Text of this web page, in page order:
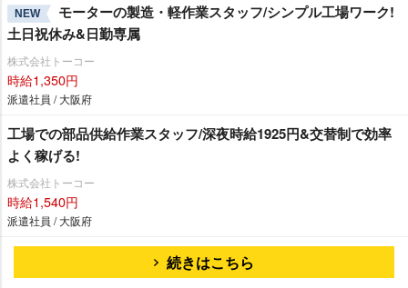
NEW
モーターの製造・軽作業スタッフ/シンプル工場ワーク!
土日祝休み&日勤専属
株式会社トーコー
時給1,350円
派遣社員 / 大阪府
工場での部品供給作業スタッフ/深夜時給1925円&交替制で効率
よく稼げる!
株式会社トーコー
時給1,540円
派遣社員 / 大阪府
続きはこちら